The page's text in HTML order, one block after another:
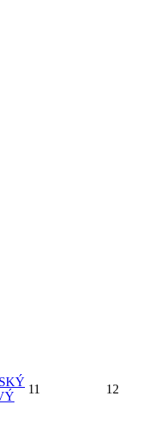
11 12